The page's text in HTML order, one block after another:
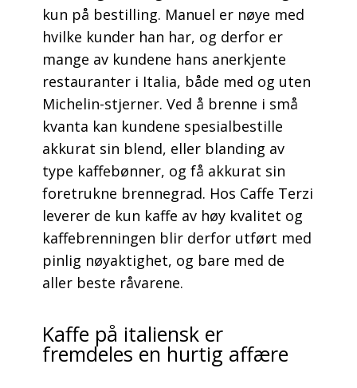
kun på bestilling. Manuel er nøye med
hvilke kunder han har, og derfor er
mange av kundene hans anerkjente
restauranter i Italia, både med og uten
Michelin-stjerner. Ved å brenne i små
kvanta kan kundene spesialbestille
akkurat sin blend, eller blanding av
type kaffebønner, og få akkurat sin
foretrukne brennegrad. Hos Caffe Terzi
leverer de kun kaffe av høy kvalitet og
kaffebrenningen blir derfor utført med
pinlig nøyaktighet, og bare med de
aller beste råvarene.
Kaffe på italiensk er
fremdeles en hurtig affære